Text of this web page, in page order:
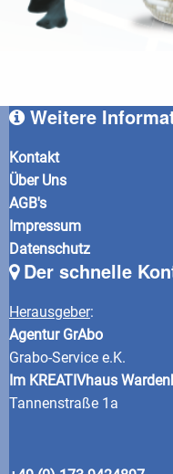
Weitere
Kontakt
Über Uns
AGB's
Impressum
Datenschutz
Der schnelle
Herausgeber:
Agentur GrAbo
Grabo-Service e.K.
Im KREATIVhaus
Tannenstraße 1a